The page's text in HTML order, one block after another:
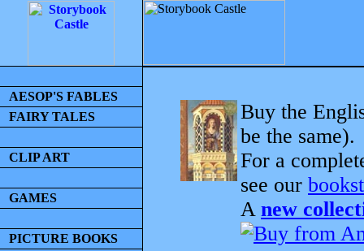
AESOP'S FABLES
FAIRY TALES
CLIP ART
GAMES
PICTURE BOOKS
Buy the
be the same).
For a
see our
A new